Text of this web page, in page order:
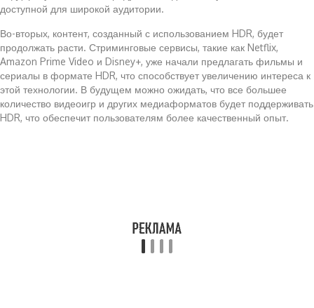
доступной для широкой аудитории.
Во-вторых, контент, созданный с использованием HDR, будет
продолжать расти. Стриминговые сервисы, такие как Netflix,
Amazon Prime Video и Disney+, уже начали предлагать фильмы и
сериалы в формате HDR, что способствует увеличению интереса к
этой технологии. В будущем можно ожидать, что все большее
количество видеоигр и других медиаформатов будет поддерживать
HDR, что обеспечит пользователям более качественный опыт.